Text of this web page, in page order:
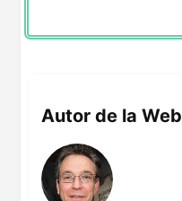
Autor de la Web